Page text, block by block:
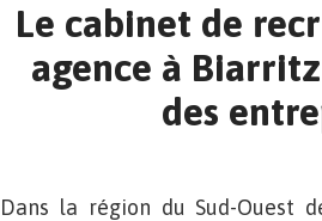
Le cabinet de
agence à
des
Dans la région du Sud-Ouest